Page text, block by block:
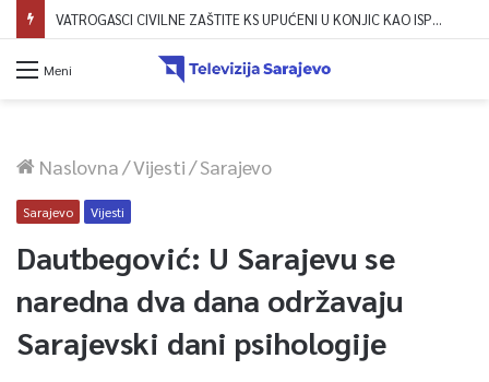
VATROGASCI CIVILNE ZAŠTITE KS UPUĆENI U KONJIC KAO ISPOMOĆ U GAŠENJU POŽARA
Meni
Naslovna/Vijesti/Sarajevo
Sarajevo Vijesti
Dautbegović: U Sarajevu se
naredna dva dana održavaju
Sarajevski dani psihologije